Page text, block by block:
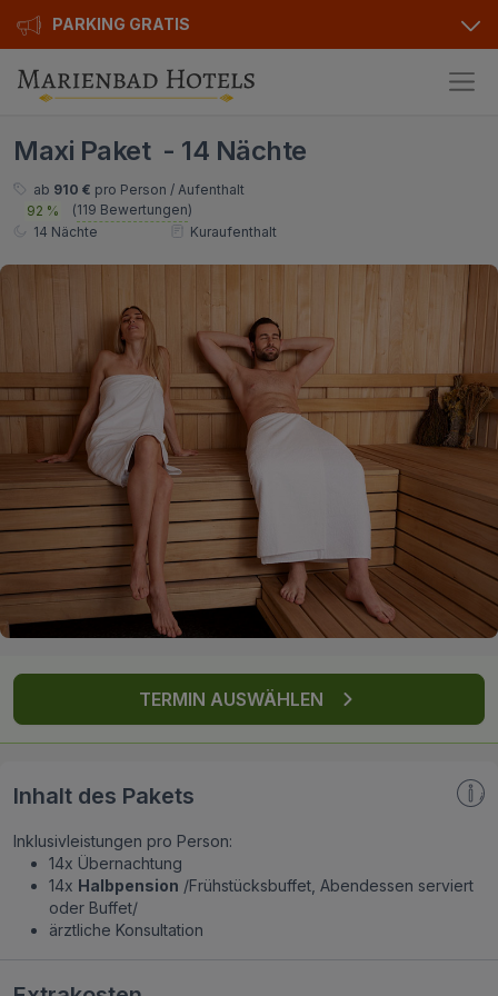
PARKING GRATIS
Hotels
Kurhotels
Orea Hotels
Geschenkgutscheine
Kontakt
Kontakt
Über uns
Privat Transfer
Maxi Paket - 14 Nächte
ab 910 € pro Person / Aufenthalt
92 %
(119 Bewertungen)
14 Nächte
Kuraufenthalt
TERMIN AUSWÄHLEN
Inhalt des Pakets
Inklusivleistungen pro Person:
14x Übernachtung
14x Halbpension /Frühstücksbuffet, Abendessen serviert
oder Buffet/
ärztliche Konsultation